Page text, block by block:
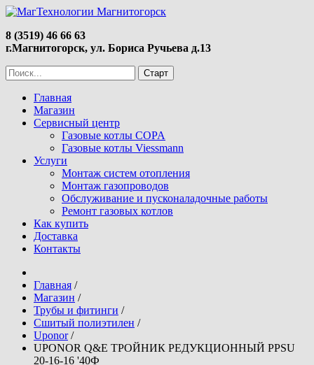
8 (3519) 46 66 63
г.Магнитогорск, ул. Бориса Ручьева д.13
Главная
Магазин
Сервисный центр
Газовые котлы COPA
Газовые котлы Viessmann
Услуги
Монтаж систем отопления
Монтаж газопроводов
Обслуживание и пусконаладочные работы
Ремонт газовых котлов
Как купить
Доставка
Контакты
Главная /
Магазин /
Трубы и фитинги /
Сшитый полиэтилен /
Uponor /
UPONOR Q&E ТРОЙНИК РЕДУКЦИОННЫЙ PPSU
20-16-16 '40Ф